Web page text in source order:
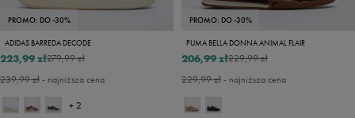
PROMO: DO -30%
ADIDAS BARREDA DECODE
279,99 zł
223,99 zł
239,99 zł- najniższa cena
+ 2
PROMO: DO -30%
PUMA BELLA DONNA ANIMAL FLAIR
229,99 zł
206,99 zł
229,99 zł- najniższa cena